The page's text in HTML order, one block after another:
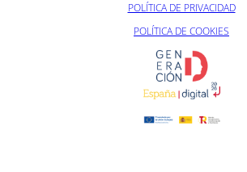
POLÍTICA DE PRIVACIDAD
POLÍTICA DE COOKIES